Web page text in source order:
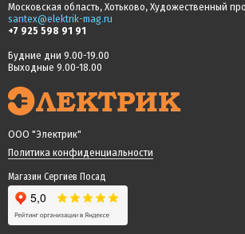
Московская область, Хотьково, Художественный
santex@elektrik-mag.ru
+7 925 598 91 91
Будние дни 9.00-19.00
Выходные 9.00-18.00
ООО "Электрик"
Политика конфиденциальности
Магазин Сергиев Посад